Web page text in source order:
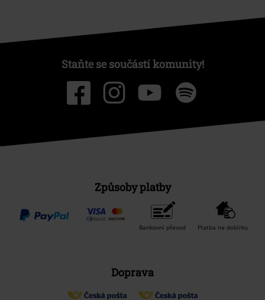
Staňte se součástí komunity!
Způsoby platby
Bankovní převod Platba na dobírku
Doprava